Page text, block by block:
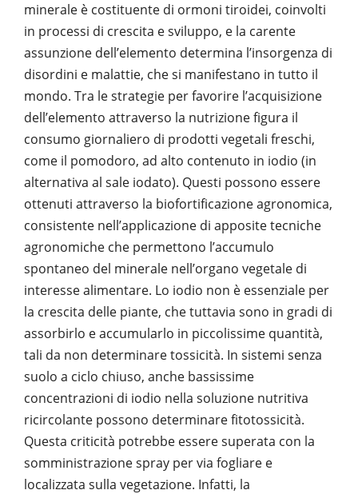
minerale è costituente di ormoni tiroidei, coinvolti
in processi di crescita e sviluppo, e la carente
assunzione dell’elemento determina l’insorgenza di
disordini e malattie, che si manifestano in tutto il
mondo. Tra le strategie per favorire l’acquisizione
dell’elemento attraverso la nutrizione figura il
consumo giornaliero di prodotti vegetali freschi,
come il pomodoro, ad alto contenuto in iodio (in
alternativa al sale iodato). Questi possono essere
ottenuti attraverso la biofortificazione agronomica,
consistente nell’applicazione di apposite tecniche
agronomiche che permettono l’accumulo
spontaneo del minerale nell’organo vegetale di
interesse alimentare. Lo iodio non è essenziale per
la crescita delle piante, che tuttavia sono in gradi di
assorbirlo e accumularlo in piccolissime quantità,
tali da non determinare tossicità. In sistemi senza
suolo a ciclo chiuso, anche bassissime
concentrazioni di iodio nella soluzione nutritiva
ricircolante possono determinare fitotossicità.
Questa criticità potrebbe essere superata con la
somministrazione spray per via fogliare e
localizzata sulla vegetazione. Infatti, la